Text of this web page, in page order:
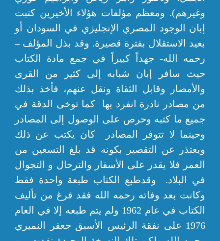
وغيرهم). ومعظم مؤلفات هؤلاء الأخيرين كتبت
إبان الوجود المصري الإنجليزي في السودان أو
بعيد الاستقلال بفترة قصيرة. وقد بذل المؤلف –
رحمه الله- جهداً كبيراً في جمع مادة الكتاب
حيث سافر إبان شبابه إلى كثير من القرى
والأمصار وقابل الثقاة ونقل عنهم، فأخذ بذلك
من مصادر نادرة انفرد بها كما توخى الدقة في
جميع ما كتبه وحرص على الوصول إلى المصادر
وحينما لا تتوفر المصادر كان يكتب عن ذلك
ويعتذر عن التقصير بكونه قد بلغ التسعين من
العمر فلا يقدر على الأسفار والترحال و التجوال
في البلاد. وقدطبع الكتاب طبعة واحدة فقط
وكانت بعد وفاته رحمه الله فقد فرغ من تأليف
الكتاب في عام 1962 ولم يتم طبعه إلا في العام
1976 على نفقة الرئيس الأسبق جعفر النميري